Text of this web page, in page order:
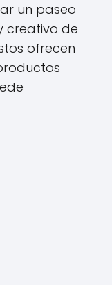
un paseo
creativo de
ofrecen